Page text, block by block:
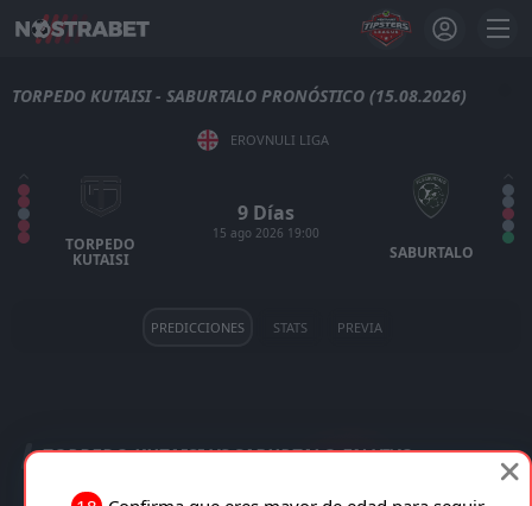
TORPEDO KUTAISI - SABURTALO PRONÓSTICO (15.08.2026)
EROVNULI LIGA
TORPEDO
KUTAISI
9 Días
15 ago 2026 19:00
SABURTALO
PREDICCIONES STATS PREVIA
TORPEDO KUTAISI VS SABURTALO EN VIVO